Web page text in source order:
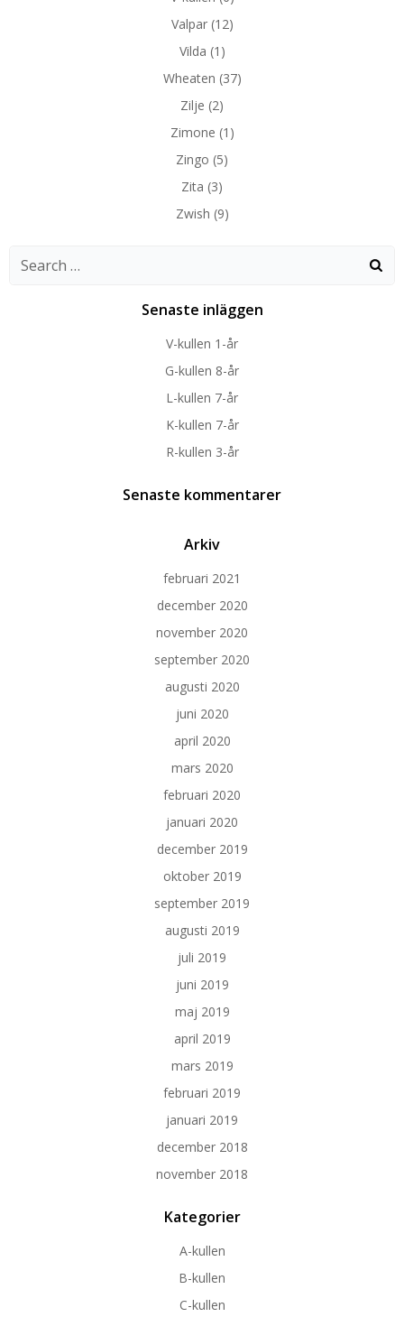
Valpar(12)
Vilda (1)
Wheaten (37)
Zilje (2)
Zimone (1)
Zingo (5)
Zita (3)
Zwish (9)
Search
Senaste inläggen
V-kullen 1-år
G-kullen 8-år
L-kullen 7-år
K-kullen 7-år
R-kullen 3-år
Senaste kommentarer
Arkiv
februari 2021
december 2020
november 2020
september 2020
augusti 2020
juni 2020
april 2020
mars 2020
februari 2020
januari 2020
december 2019
oktober 2019
september 2019
augusti 2019
juli 2019
juni 2019
maj 2019
april 2019
mars 2019
februari 2019
januari 2019
december 2018
november 2018
Kategorier
A-kullen
B-kullen
C-kullen